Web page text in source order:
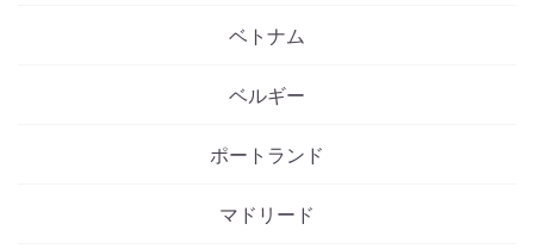
ベトナム
ベルギー
ポートランド
マドリード